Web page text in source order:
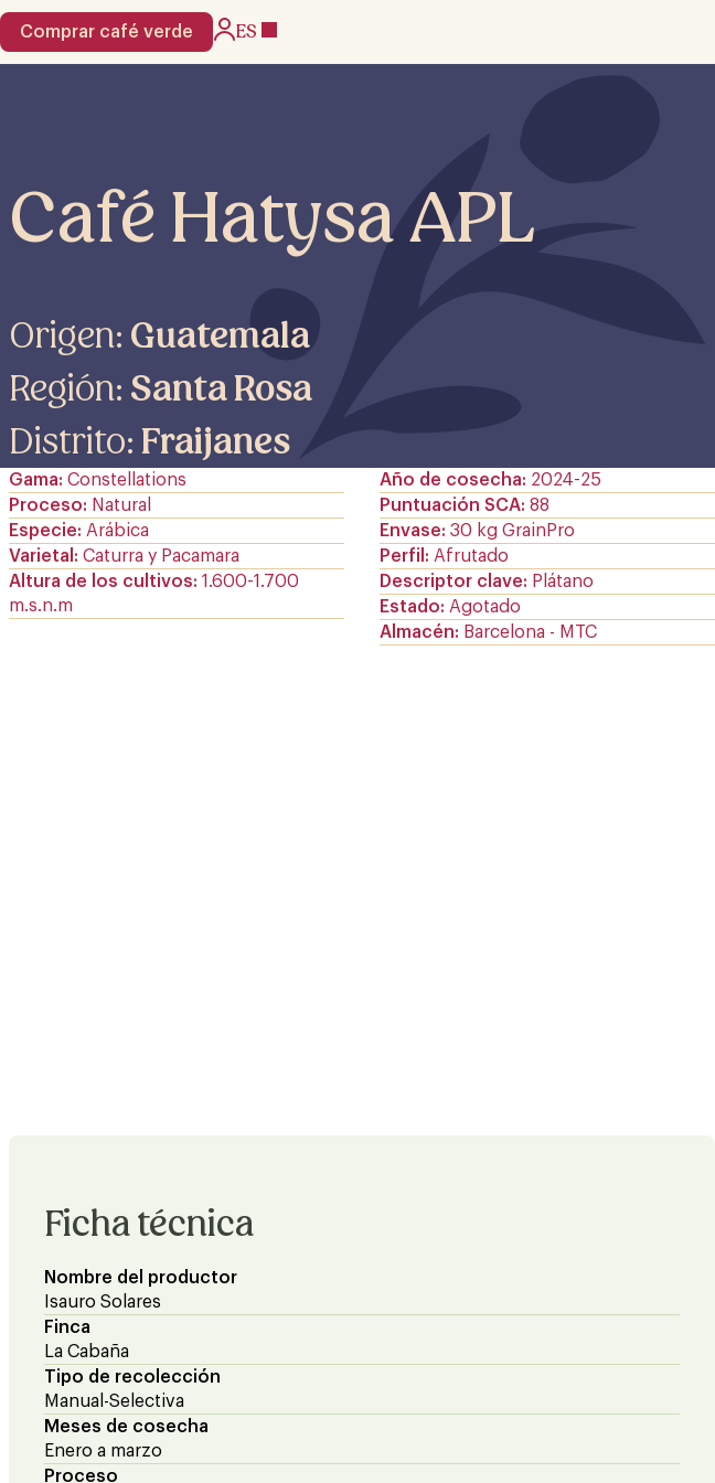
Comprar café verde ES
Café Hatysa APL
Origen: Guatemala
Región: Santa Rosa
Distrito:Fraijanes
Gama Constellations
Proceso
Natural
Especie
Arábica
Varietal
Caturra y Pacamara
Altura de los cultivos 1.600-1.700
m.s.n.m
Año de cosecha
2024-25
Puntuación SCA 88
Envase 30 kg GrainPro
Perfil
Afrutado
Descriptor clave
Plátano
Estado
Agotado
Almacén
Barcelona - MTC
Ficha técnica
Nombre del productor
Isauro Solares
Finca
La Cabaña
Tipo de recolección
Manual-Selectiva
Meses de cosecha
Enero a marzo
Proceso